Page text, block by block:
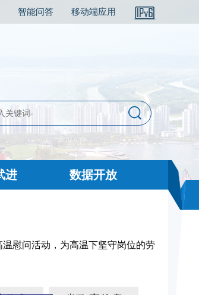
智能问答 移动端应用
进 数据开放
慰问活动，为高温下坚守岗位的劳